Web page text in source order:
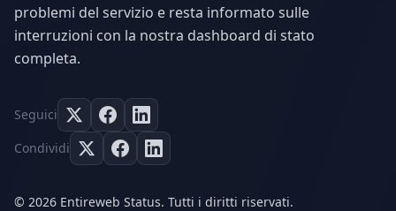
problemi del servizio e resta informato sulle
interruzioni con la nostra dashboard di stato
completa.
Seguici
Condividi
© 2026 Entireweb Status. Tutti i diritti riservati.